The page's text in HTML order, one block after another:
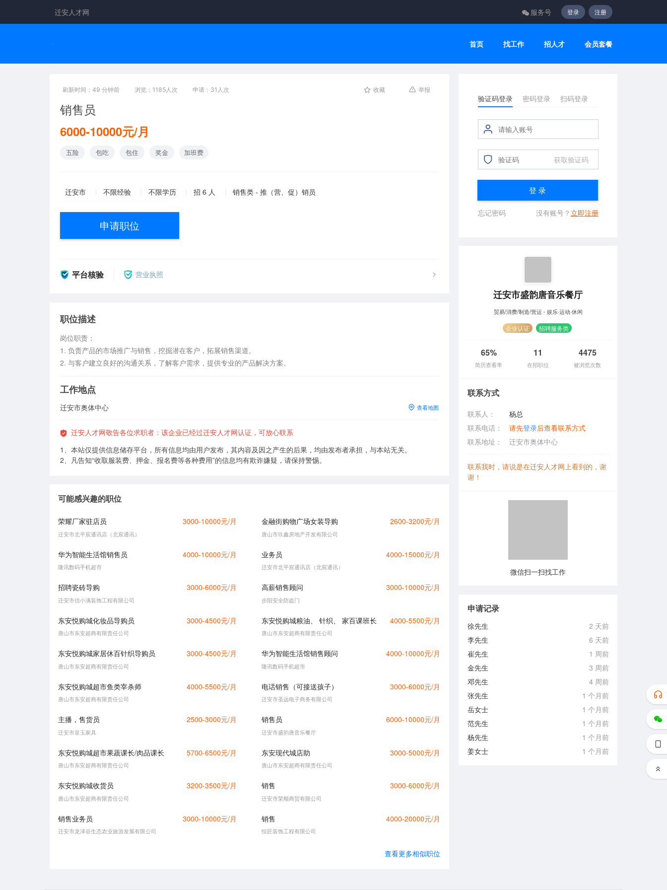
迁安人才网 服务号 登录 注册
首页 找工作 招人才 会员套餐
刷新时间：49 分钟前 浏览：1185人次 申请：31人次 收藏 举报
销售员
6000-10000元/月
五险 包吃 包住 奖金 加班费
迁安市 不限经验 不限学历 招 6 人 销售类 - 推（营、促）销员
申请职位
平台核验 营业执照
职位描述
岗位职责：
1. 负责产品的市场推广与销售，挖掘潜在客户，拓展销售渠道。
2. 与客户建立良好的沟通关系，了解客户需求，提供专业的产品解决方案。
工作地点
迁安市奥体中心 查看地图
迁安人才网敬告各位求职者：该企业已经过迁安人才网认证，可放心联系
1、本站仅提供信息储存平台，所有信息均由用户发布，其内容及因之产生的后果，均由发布者承担，与本站无关。
2、凡告知“收取服装费、押金、报名费等各种费用”的信息均有欺诈嫌疑，请保持警惕。
可能感兴趣的职位
荣耀厂家驻店员 3000-10000元/月
迁安市北平宸通讯店（北宸通讯）
金融街购物广场女装导购 2600-3200元/月
唐山市玖鑫房地产开发有限公司
华为智能生活馆销售员 4000-10000元/月
隆讯数码手机超市
业务员 4000-15000元/月
迁安市北平宸通讯店（北宸通讯）
招聘瓷砖导购 3000-6000元/月
迁安市信小满装饰工程有限公司
高薪销售顾问 3000-10000元/月
步阳安全防盗门
东安悦购城化妆品导购员 3000-4500元/月
唐山市东安超商有限责任公司
东安悦购城粮油、 针织、 家百课班长 4000-5500元/月
唐山市东安超商有限责任公司
东安悦购城家居休百针织导购员 3000-4500元/月
唐山市东安超商有限责任公司
华为智能生活馆销售顾问 4000-10000元/月
隆讯数码手机超市
东安悦购城超市鱼类宰杀师 4000-5500元/月
唐山市东安超商有限责任公司
电话销售（可接送孩子） 3000-6000元/月
迁安市圣远电子商务有限公司
主播，售货员 2500-3000元/月
迁安市皇玉家具
销售员 6000-10000元/月
迁安市盛韵唐音乐餐厅
东安悦购城超市果蔬课长/肉品课长 5700-6500元/月
唐山市东安超商有限责任公司
东安现代城店助 3000-5000元/月
唐山市东安超商有限责任公司
东安悦购城收货员 3200-3500元/月
唐山市东安超商有限责任公司
销售 3000-6000元/月
迁安市荣顺商贸有限公司
销售业务员 3000-10000元/月
迁安市龙泽谷生态农业旅游发展有限公司
销售 4000-20000元/月
恒匠装饰工程有限公司
查看更多相似职位
验证码登录 密码登录 扫码登录
获取验证码
登 录
忘记密码 没有账号？ 立即注册
迁安市盛韵唐音乐餐厅
贸易/消费/制造/营运 - 娱乐·运动·休闲
企业认证 招聘服务类
65%
简历查看率
11
在招职位
4475
被浏览次数
联系方式
联系人：
杨总
联系电话：
请先登录后查看联系方式
联系地址：
迁安市奥体中心
联系我时，请说是在迁安人才网上看到的，谢
谢！
微信扫一扫找工作
申请记录
徐先生
2 天前
李先生
6 天前
崔先生
1 周前
金先生
3 周前
邓先生
4 周前
张先生
1 个月前
岳女士
1 个月前
范先生
1 个月前
杨先生
1 个月前
姜女士
1 个月前